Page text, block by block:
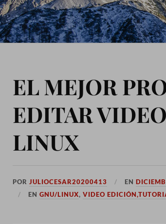
EL MEJOR
EDITAR
LINUX
PORJULIOCESAR20200413 EN
ENGNU/LINUX,VIDEO